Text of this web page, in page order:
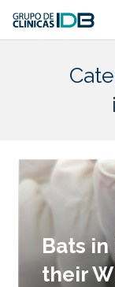
Plan Maternidad
Portal Médico
Actividades
Bats in
their